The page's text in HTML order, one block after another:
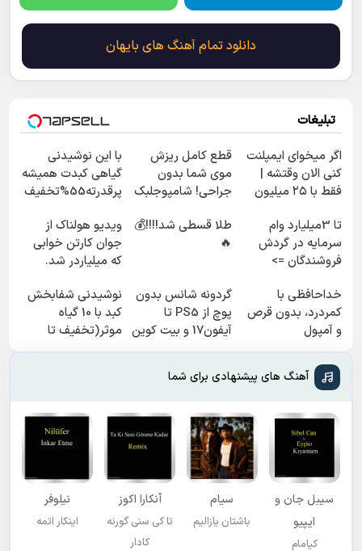
دانلود تمام آهنگ های بایهان
تبلیغات
اگر میخوای ایمپلنت
کنی الان وقتشه |
فقط با ۲۵ میلیون
قطع کامل ریزش
موی شما بدون
جراحی! شامپوجلبک
با این نوشیدنی
گیاهی کبدت همیشه
پرقدرته55%تخفیف
تا 3میلیارد وام
سرمایه در گردش
فروشندگان =>
کن
طلا قسطی شد!!!!💰
🔥
ویدیو هولناک از
جوان کارتن خوابی
که میلیاردر شد.
خداحافظی با
کمردرد، بدون قرص
و آمپول
گردونه شانس بدون
پوچ از PS5 تا
آیفون17 و بیت کوین
🔥
نوشیدنی شفابخش
کبد با 10 گیاه
موثر(تخفیف تا
امشب)
آهنگ های پیشنهادی برای شما
سیبل جان و
ایپیو
کیامام
سیام
باشتان یازالیم
آنکارا اکوز
تا کی سنی گورنه
کادار
نیلوفر
اینکار اتمه